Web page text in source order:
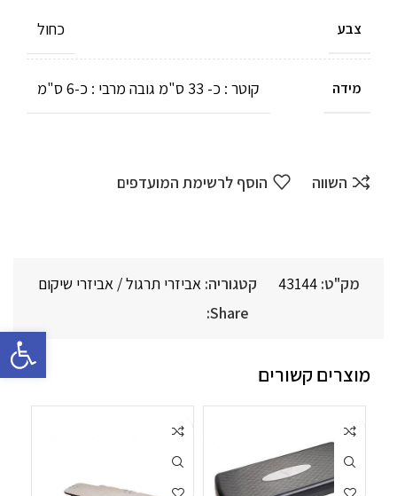
צבע כחול
מידה קוטר : כ- 33 ס"מ גובה מרבי : כ-6 ס"מ
השווה הוסף לרשימת המועדפים
מק"ט:43144 קטגוריה: אביזרי תרגול / אביזרי שיקום
Share:
מוצרים קשורים
פתח